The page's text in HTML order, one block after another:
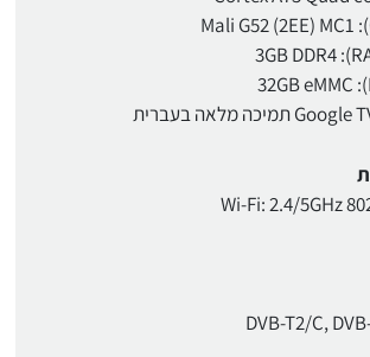
Wi-Fi: 2.4/5GHz